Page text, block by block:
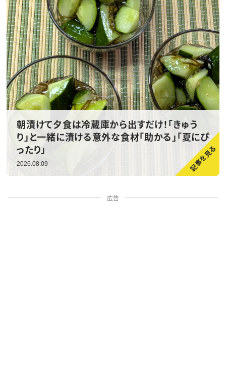
朝漬けて夕食は冷蔵庫から出すだけ！「きゅう
り」と一緒に漬ける意外な食材「助かる」「夏にぴ
ったり」
2026.08.09
広告